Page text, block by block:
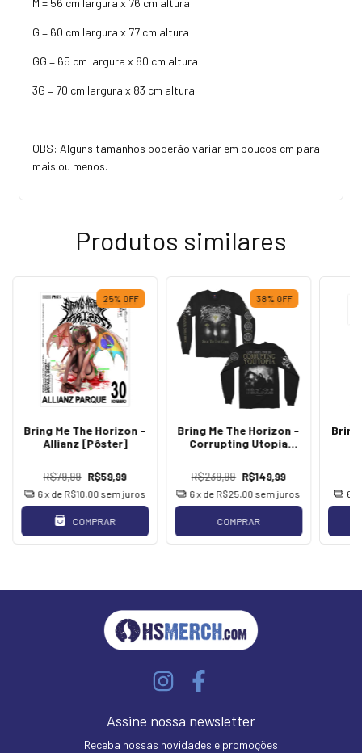
G = 60 cm largura x 77 cm altura
GG = 65 cm largura x 80 cm altura
3G = 70 cm largura x 83 cm altura
OBS: Alguns tamanhos poderão variar em poucos cm para
mais ou menos.
Produtos similares
25% OFF
Bring Me The Horizon -
Allianz [Pôster]
R$79,99 R$59,99
6x de R$10,00 sem juros
COMPRAR
38% OFF
Bring Me The Horizon -
Corrupting Utopia
R$239,99 R$149,99
6 x de R$25,00 sem juros
COMPRAR
6
Assine nossa newsletter
Receba nossas novidades e promoções